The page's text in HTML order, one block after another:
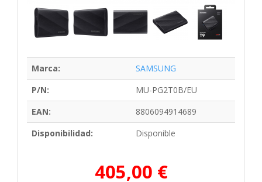
Marca:
SAMSUNG
P/N:
MU-PG2T0B/EU
EAN:
8806094914689
Disponibilidad:
Disponible
405,00 €